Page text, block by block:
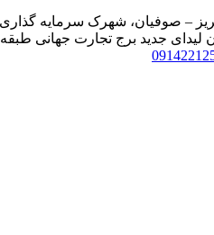
جدید برج تجارت جهانی طبقه 13 واحد 1